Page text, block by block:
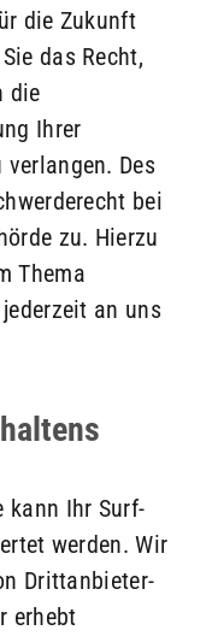
die Zukunft
das Recht,
die
Ihrer
verlangen. Des
bei
zu. Hierzu
Thema
an uns
kann Ihr Surf-
werden. Wir
Drittanbieter-
erhebt